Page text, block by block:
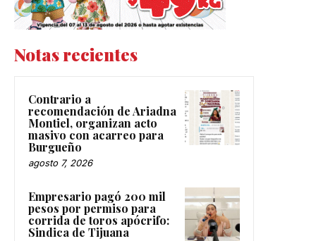
Notas recientes
Contrario a
recomendación de Ariadna
Montiel, organizan acto
masivo con acarreo para
Burgueño
agosto 7, 2026
Empresario pagó 200 mil
pesos por permiso para
corrida de toros apócrifo:
Sindica de Tijuana